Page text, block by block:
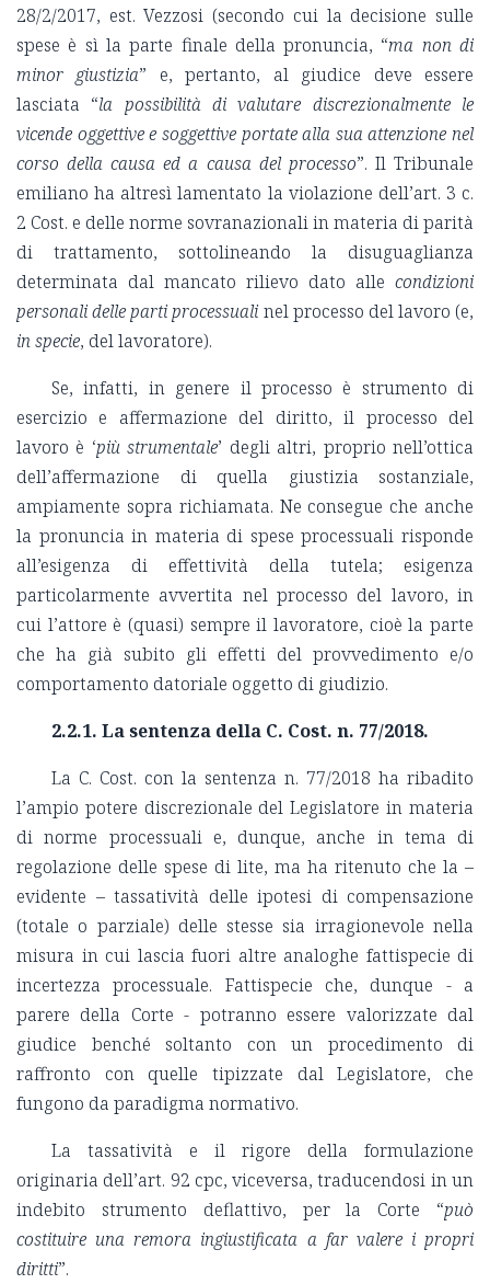
28/2/2017, est. Vezzosi (secondo cui la decisione sulle
spese è sì la parte finale della pronuncia, “ma non di
minor giustizia” e, pertanto, al giudice deve essere
lasciata “la possibilità di valutare discrezionalmente le
vicende oggettive e soggettive portate alla sua attenzione nel
corso della causa ed a causa del processo”. Il Tribunale
emiliano ha altresì lamentato la violazione dell’art. 3 c.
2 Cost. e delle norme sovranazionali in materia di parità
di trattamento, sottolineando la disuguaglianza
determinata dal mancato rilievo dato alle condizioni
personali delle parti processuali nel processo del lavoro (e,
in specie, del lavoratore).
Se, infatti, in genere il processo è strumento di
esercizio e affermazione del diritto, il processo del
lavoro è ‘più strumentale’ degli altri, proprio nell’ottica
dell’affermazione di quella giustizia sostanziale,
ampiamente sopra richiamata. Ne consegue che anche
la pronuncia in materia di spese processuali risponde
all’esigenza di effettività della tutela; esigenza
particolarmente avvertita nel processo del lavoro, in
cui l’attore è (quasi) sempre il lavoratore, cioè la parte
che ha già subito gli effetti del provvedimento e/o
comportamento datoriale oggetto di giudizio.
2.2.1. La sentenza della C. Cost. n. 77/2018.
La C. Cost. con la sentenza n. 77/2018 ha ribadito
l’ampio potere discrezionale del Legislatore in materia
di norme processuali e, dunque, anche in tema di
regolazione delle spese di lite, ma ha ritenuto che la –
evidente – tassatività delle ipotesi di compensazione
(totale o parziale) delle stesse sia irragionevole nella
misura in cui lascia fuori altre analoghe fattispecie di
incertezza processuale. Fattispecie che, dunque - a
parere della Corte - potranno essere valorizzate dal
giudice benché soltanto con un procedimento di
raffronto con quelle tipizzate dal Legislatore, che
fungono da paradigma normativo.
La tassatività e il rigore della formulazione
originaria dell’art. 92 cpc, viceversa, traducendosi in un
indebito strumento deflattivo, per la Corte “può
costituire una remora ingiustificata a far valere i propri
diritti”.